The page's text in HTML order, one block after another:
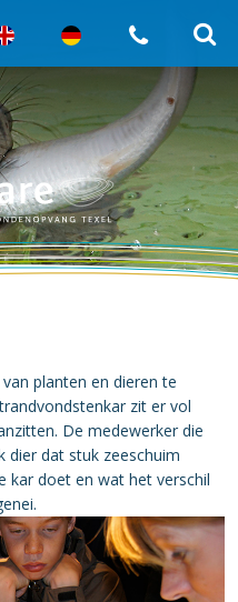
planten en dieren te
zit er vol
De medewerker die
dier dat stuk zeeschuim
kar doet en wat het verschil